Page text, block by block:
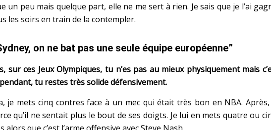
un peu mais quelque part, elle ne me sert à rien. Je sais que je l’ai
les soirs en train de la contempler.
on ne bat pas une seule équipe européenne”
sur ces Jeux Olympiques, tu n’es pas au mieux physiquement mais
tu restes très solide défensivement.
je mets cinq contres face à un mec qui était très bon en NBA.
qu’il ne sentait plus le bout de ses doigts. Je lui en mets quatre ou
alors que c’est l’arme offensive avec Steve Nash.